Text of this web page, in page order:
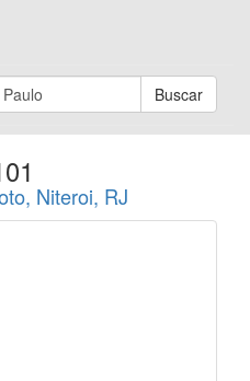
Buscar
Niteroi, RJ